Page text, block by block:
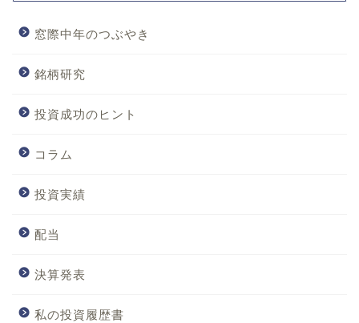
窓際中年のつぶやき
銘柄研究
投資成功のヒント
コラム
投資実績
配当
決算発表
私の投資履歴書